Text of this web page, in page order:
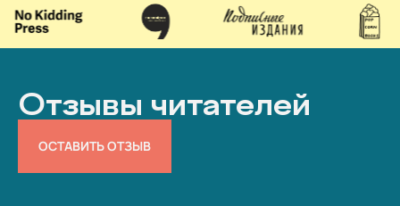
Отзывы читателей
ОСТАВИТЬ ОТЗЫВ